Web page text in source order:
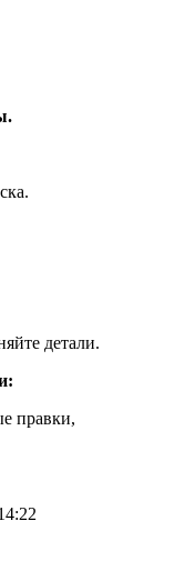
детали.
правки,